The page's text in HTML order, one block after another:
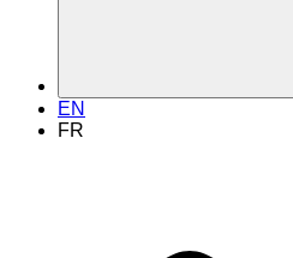
EN
FR